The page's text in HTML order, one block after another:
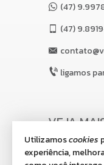
(47)
(47)
ligamos
VEJA
receba
Utilizamoscookies
experiência,